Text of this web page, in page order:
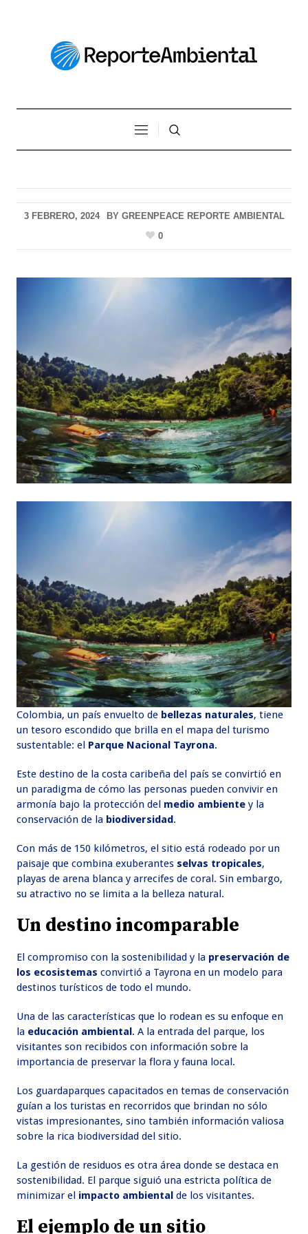
3 FEBRERO, 2024 BY GREENPEACE REPORTE AMBIENTAL
0
Colombia, un país envuelto de bellezas naturales, tiene
un tesoro escondido que brilla en el mapa del turismo
sustentable: el Parque Nacional Tayrona.
Este destino de la costa caribeña del país se convirtió en
un paradigma de cómo las personas pueden convivir en
armonía bajo la protección del medio ambientey la
conservación de la biodiversidad.
Con más de 150 kilómetros, el sitio está rodeado por un
paisaje que combina exuberantes selvas tropicales,
playas de arena blanca y arrecifes de coral. Sin embargo,
su atractivo no se limita a la belleza natural.
Un destino incomparable
El compromiso con la sostenibilidad y la preservación de
los ecosistemas convirtió a Tayrona en un modelo para
destinos turísticos de todo el mundo.
Una de las características que lo rodean es su enfoque en
la educación ambiental. A la entrada del parque, los
visitantes son recibidos con información sobre la
importancia de preservar la flora y fauna local.
Los guardaparques capacitados en temas de conservación
guían a los turistas en recorridos que brindan no sólo
vistas impresionantes, sino también información valiosa
sobre la rica biodiversidad del sitio.
La gestión de residuos es otra área donde se destaca en
sostenibilidad. El parque siguió una estricta política de
minimizar el impacto ambiental de los visitantes.
El ejemplo de un sitio